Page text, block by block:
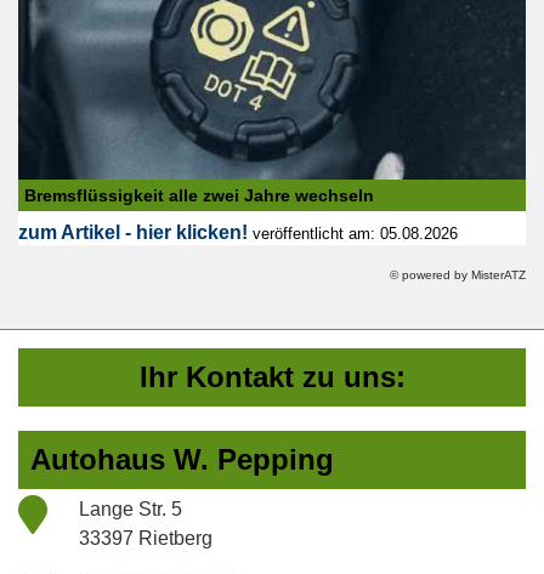
Bremsflüssigkeit alle zwei Jahre wechseln
zum Artikel - hier klicken! veröffentlicht am: 05.08.2026
© powered by MisterATZ
Ihr Kontakt zu uns:
Autohaus W. Pepping
Lange Str. 5
33397 Rietberg